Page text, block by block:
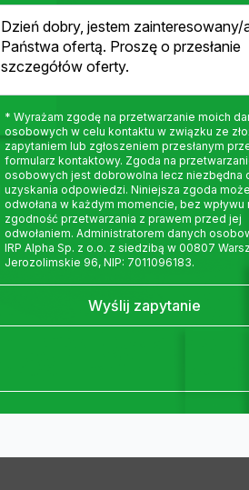
* Wyrażam zgodę na przetwarzanie moich
osobowych w celu kontaktu w związku ze
zapytaniem lub zgłoszeniem przesłanym
formularz kontaktowy. Zgoda na
osobowych jest dobrowolna lecz niezbędna
uzyskania odpowiedzi. Niniejsza zgoda
odwołana w każdym momencie, bez wpływu
zgodność przetwarzania z prawem przed jej
odwołaniem. Administratorem danych
IRP Alpha Sp. z o.o. z siedzibą w 00807
Jerozolimskie 96, NIP: 7011096183.
Wyślij zapytanie